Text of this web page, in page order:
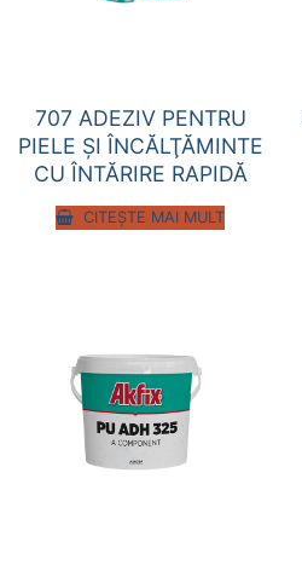
707 ADEZIV PENTRU
PIELE ŞI ÎNCĂLŢĂMINTE
CU ÎNTĂRIRE RAPIDĂ
CITEȘTE MAI MULT